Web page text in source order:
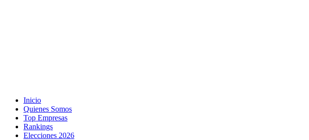
Inicio
Quienes Somos
Top Empresas
Rankings
Elecciones 2026